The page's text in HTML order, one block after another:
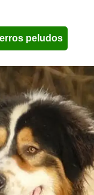
peludos